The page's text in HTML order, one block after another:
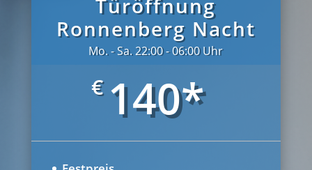
Türöffnung
Ronnenberg Nacht
Mo. - Sa. 22:00 - 06:00 Uhr
€ 140*